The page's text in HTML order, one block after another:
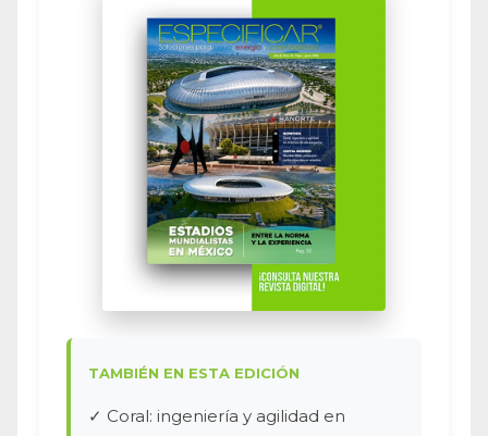
TAMBIÉN EN ESTA EDICIÓN
✓ Coral: ingeniería y agilidad en